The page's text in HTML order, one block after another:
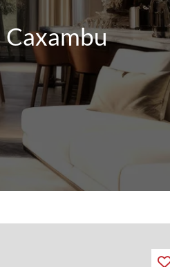
Caxambu